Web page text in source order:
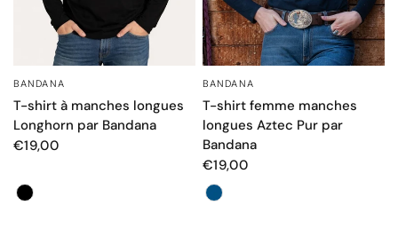
BANDANA
T-shirt à manches longues
Longhorn par Bandana
€19,00
Couleur
BANDANA
T-shirt femme manches
longues Aztec Pur par
Bandana
€19,00
Couleur